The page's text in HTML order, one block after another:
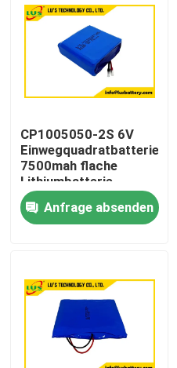
Produkte
Über uns
CP1005050-2S 6V
Einwegquadratbatterie
7500mah flache
Lithiumbatterie
Anpassung
Anfrage absenden